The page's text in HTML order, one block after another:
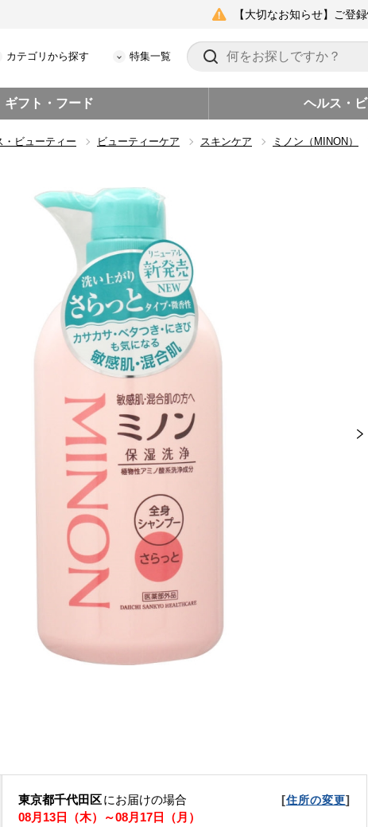
【大切なお知らせ】ご登
カテゴリから探す 特集一覧
ギフト・フード ヘルス・
・ビューティー ビューティーケア スキンケア ミノン（MINON）
東京都千代田区にお届けの場合 [住所の変更]
08月13日（木）～08月17日（月）